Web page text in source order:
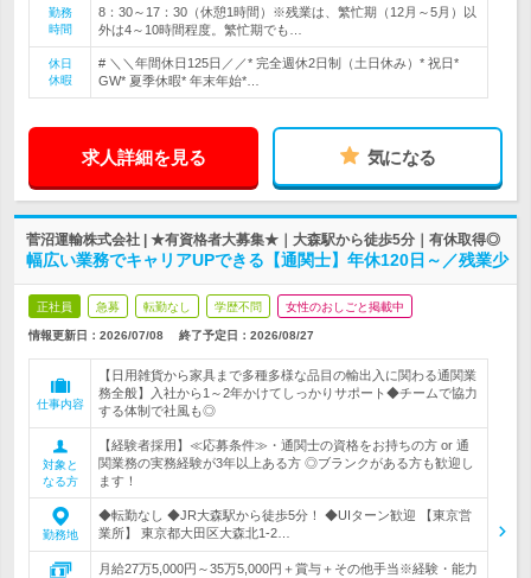
勤務
時間
8：30～17：30（休憩1時間）※残業は、繁忙期（12月～5月）以
外は4～10時間程度。繁忙期でも…
休日
休暇
# ＼＼年間休日125日／／* 完全週休2日制（土日休み）* 祝日*
GW* 夏季休暇* 年末年始*…
求人詳細を見る 気になる
菅沼運輸株式会社 | ★有資格者大募集★｜大森駅から徒歩5分｜有休取得◎
幅広い業務でキャリアUPできる【通関士】年休120日～／残業少
正社員 急募 転勤なし 学歴不問 女性のおしごと掲載中
情報更新日：2026/07/08 終了予定日： 2026/08/27
仕事内容
【日用雑貨から家具まで多種多様な品目の輸出入に関わる通関業
務全般】入社から1～2年かけてしっかりサポート◆チームで協力
する体制で社風も◎
対象と
なる方
【経験者採用】≪応募条件≫・通関士の資格をお持ちの方 or 通
関業務の実務経験が3年以上ある方 ◎ブランクがある方も歓迎し
ます！
勤務地
◆転勤なし ◆JR大森駅から徒歩5分！ ◆UIターン歓迎 【東京営
業所】 東京都大田区大森北1-2…
月給27万5,000円～35万5,000円＋賞与＋その他手当※経験・能力